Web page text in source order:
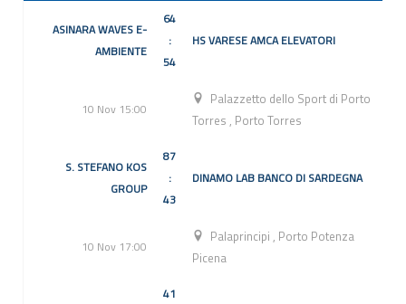
ASINARA WAVES E-
AMBIENTE
64
:
54
HS VARESE AMCA ELEVATORI
10 Nov 15:00
Palazzetto dello Sport di Porto
Torres , Porto Torres
S. STEFANO KOS
GROUP
87
:
43
DINAMO LAB BANCO DI SARDEGNA
10 Nov 17:00
Palaprincipi, Porto Potenza
Picena
41